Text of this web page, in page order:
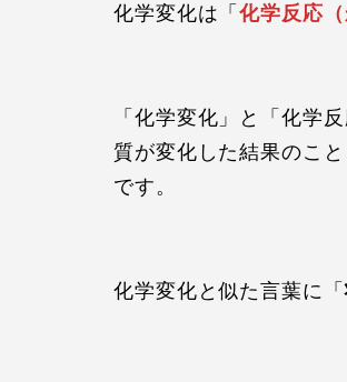
化学変化は「化学反応（
「化学変化」と「化学
質が変化した結果のこ
です。
化学変化と似た言葉に「